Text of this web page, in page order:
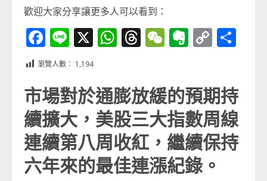
歡迎大家分享讓更多人可以看到：
Facebook
Line
X WhatsApp
Threads
WeChat
Evernote
Copy
瀏覽人數： 1,194
市場對於通膨放緩的預期持
續擴大，美股三大指數周線
連續第八周收紅，繼續保持
六年來的最佳連漲紀錄。